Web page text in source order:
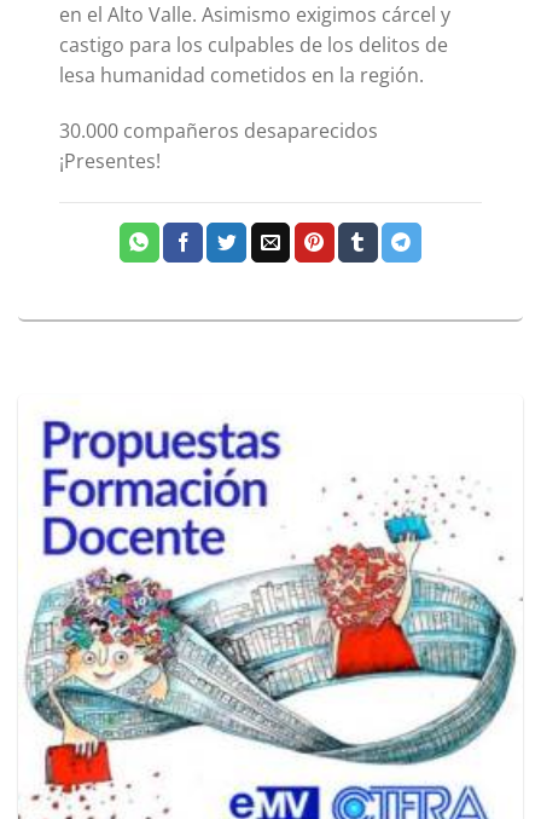
en el Alto Valle. Asimismo exigimos cárcel y
castigo para los culpables de los delitos de
lesa humanidad cometidos en la región.
30.000 compañeros desaparecidos
¡Presentes!